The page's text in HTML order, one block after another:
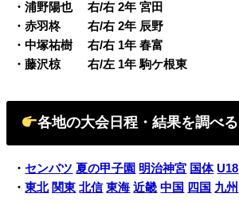
・浦野陽也 右/右 2年 宮田
・赤羽柊 右/右 2年 辰野
・中塚祐樹 右/右 1年 春富
・藤沢椋 右/左 1年 駒ケ根東
各地の大会日程・結果を調べる
・ センバツ 夏の甲子園 明治神宮 国体 U18
・東北 関東 北信 東海 近畿 中国 四国 九州